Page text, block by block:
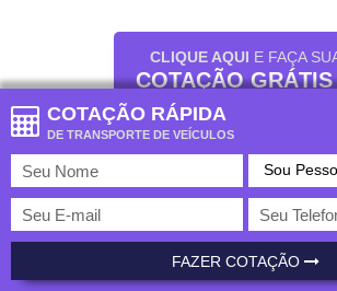
COTAÇÃO RÁPIDA
DE TRANSPORTE DE VEÍCULOS
FAZER COTAÇÃO
CLIQUE AQUI E FAÇA
COTAÇÃO GRÁTIS
COMVÁRIAS
MAIOR